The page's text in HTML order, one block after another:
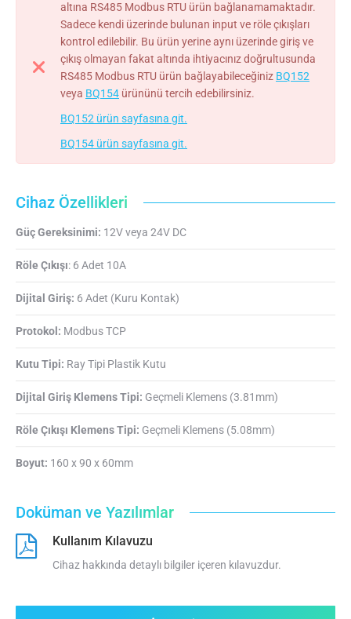
altına RS485 Modbus RTU ürün bağlanamamaktadır.
Sadece kendi üzerinde bulunan input ve röle çıkışları
kontrol edilebilir. Bu ürün yerine aynı üzerinde giriş ve
çıkış olmayan fakat altında ihtiyacınız doğrultusunda
RS485 Modbus RTU ürün bağlayabileceğiniz BQ152
veya BQ154 ürününü tercih edebilirsiniz.
BQ152 ürün sayfasına git.
BQ154 ürün sayfasına git.
Cihaz Özellikleri
Güç Gereksinimi: 12V veya 24V DC
Röle Çıkışı: 6 Adet 10A
Dijital Giriş: 6 Adet (Kuru Kontak)
Protokol: Modbus TCP
Kutu Tipi: Ray Tipi Plastik Kutu
Dijital Giriş Klemens Tipi: Geçmeli Klemens (3.81mm)
Röle Çıkışı Klemens Tipi: Geçmeli Klemens (5.08mm)
Boyut: 160 x 90 x 60mm
Doküman ve Yazılımlar
Kullanım Kılavuzu
Cihaz hakkında detaylı bilgiler içeren kılavuzdur.